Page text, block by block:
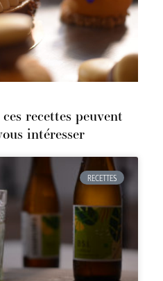
recettes peuvent
intéresser
RECETTES